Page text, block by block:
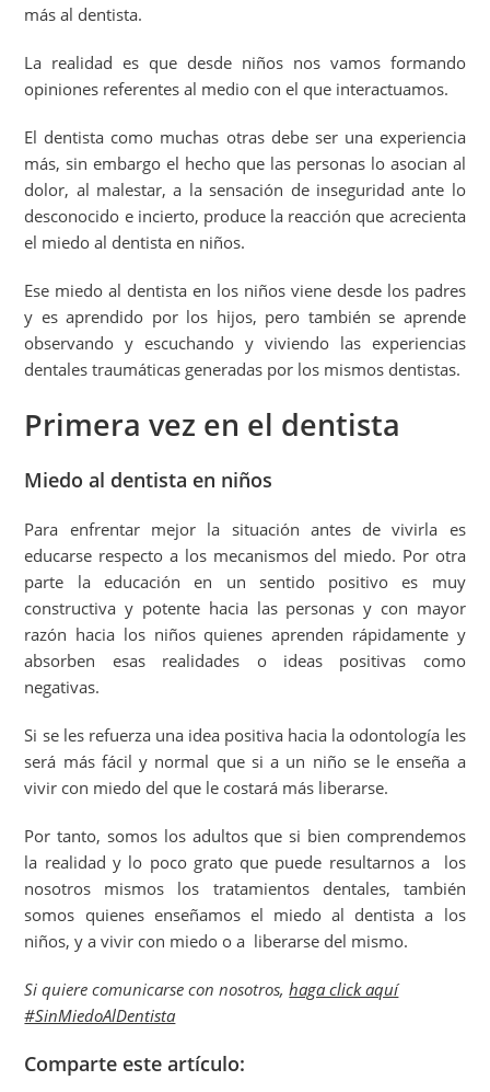
más al dentista.
La realidad es que desde niños nos vamos formando
opiniones referentes al medio con el que interactuamos.
El dentista como muchas otras debe ser una experiencia
más, sin embargo el hecho que las personas lo asocian al
dolor, al malestar, a la sensación de inseguridad ante lo
desconocido e incierto, produce la reacción que acrecienta
el miedo al dentista en niños.
Ese miedo al dentista en los niños viene desde los padres
y es aprendido por los hijos, pero también se aprende
observando y escuchando y viviendo las experiencias
dentales traumáticas generadas por los mismos dentistas.
Primera vez en el dentista
Miedo al dentista en niños
Para enfrentar mejor la situación antes de vivirla es
educarse respecto a los mecanismos del miedo. Por otra
parte la educación en un sentido positivo es muy
constructiva y potente hacia las personas y con mayor
razón hacia los niños quienes aprenden rápidamente y
absorben esas realidades o ideas positivas como
negativas.
Si se les refuerza una idea positiva hacia la odontología les
será más fácil y normal que si a un niño se le enseña a
vivir con miedo del que le costará más liberarse.
Por tanto, somos los adultos que si bien comprendemos
la realidad y lo poco grato que puede resultarnos a los
nosotros mismos los tratamientos dentales, también
somos quienes enseñamos el miedo al dentista a los
niños, y a vivir con miedo o a liberarse del mismo.
Si quiere comunicarse con nosotros,haga click aquí
#SinMiedoAlDentista
Comparte este artículo: